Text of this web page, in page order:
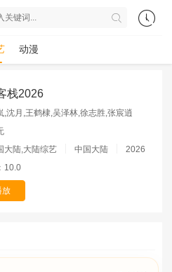
动漫
栈2026
,沈月,王鹤棣,吴泽林,徐志胜,张宸逍
大陆,大陆综艺 中国大陆
2026
10.0
放